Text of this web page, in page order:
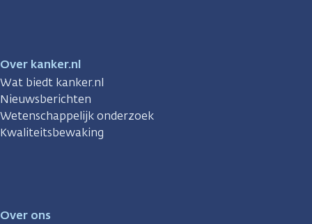
Over kanker.nl
Wat biedt kanker.nl
Nieuwsberichten
Wetenschappelijk onderzoek
Kwaliteitsbewaking
Over ons